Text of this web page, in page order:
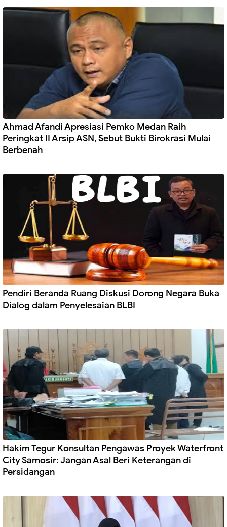
Ahmad Afandi Apresiasi Pemko Medan Raih
Peringkat II Arsip ASN, Sebut Bukti Birokrasi Mulai
Berbenah
Pendiri Beranda Ruang Diskusi Dorong Negara Buka
Dialog dalam Penyelesaian BLBI
Hakim Tegur Konsultan Pengawas Proyek Waterfront
City Samosir: Jangan Asal Beri Keterangan di
Persidangan